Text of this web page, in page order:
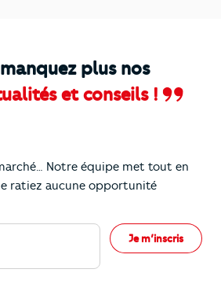
plus nos
et conseils !
Notre équipe met tout en
ratiez aucune opportunité
Je m’inscris